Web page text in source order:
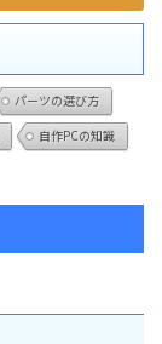
パーツの選び方
自作PCの知識